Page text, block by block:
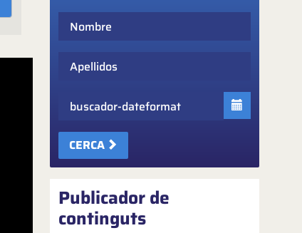
CERCA
Publicador de
continguts